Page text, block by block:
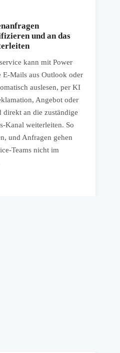
und an das
kann mit Power
E-Mails aus Outlook oder
auslesen, per KI
Angebot oder
direkt an die zuständige
Kanal weiterleiten. So
und Anfragen gehen
Teams nicht im